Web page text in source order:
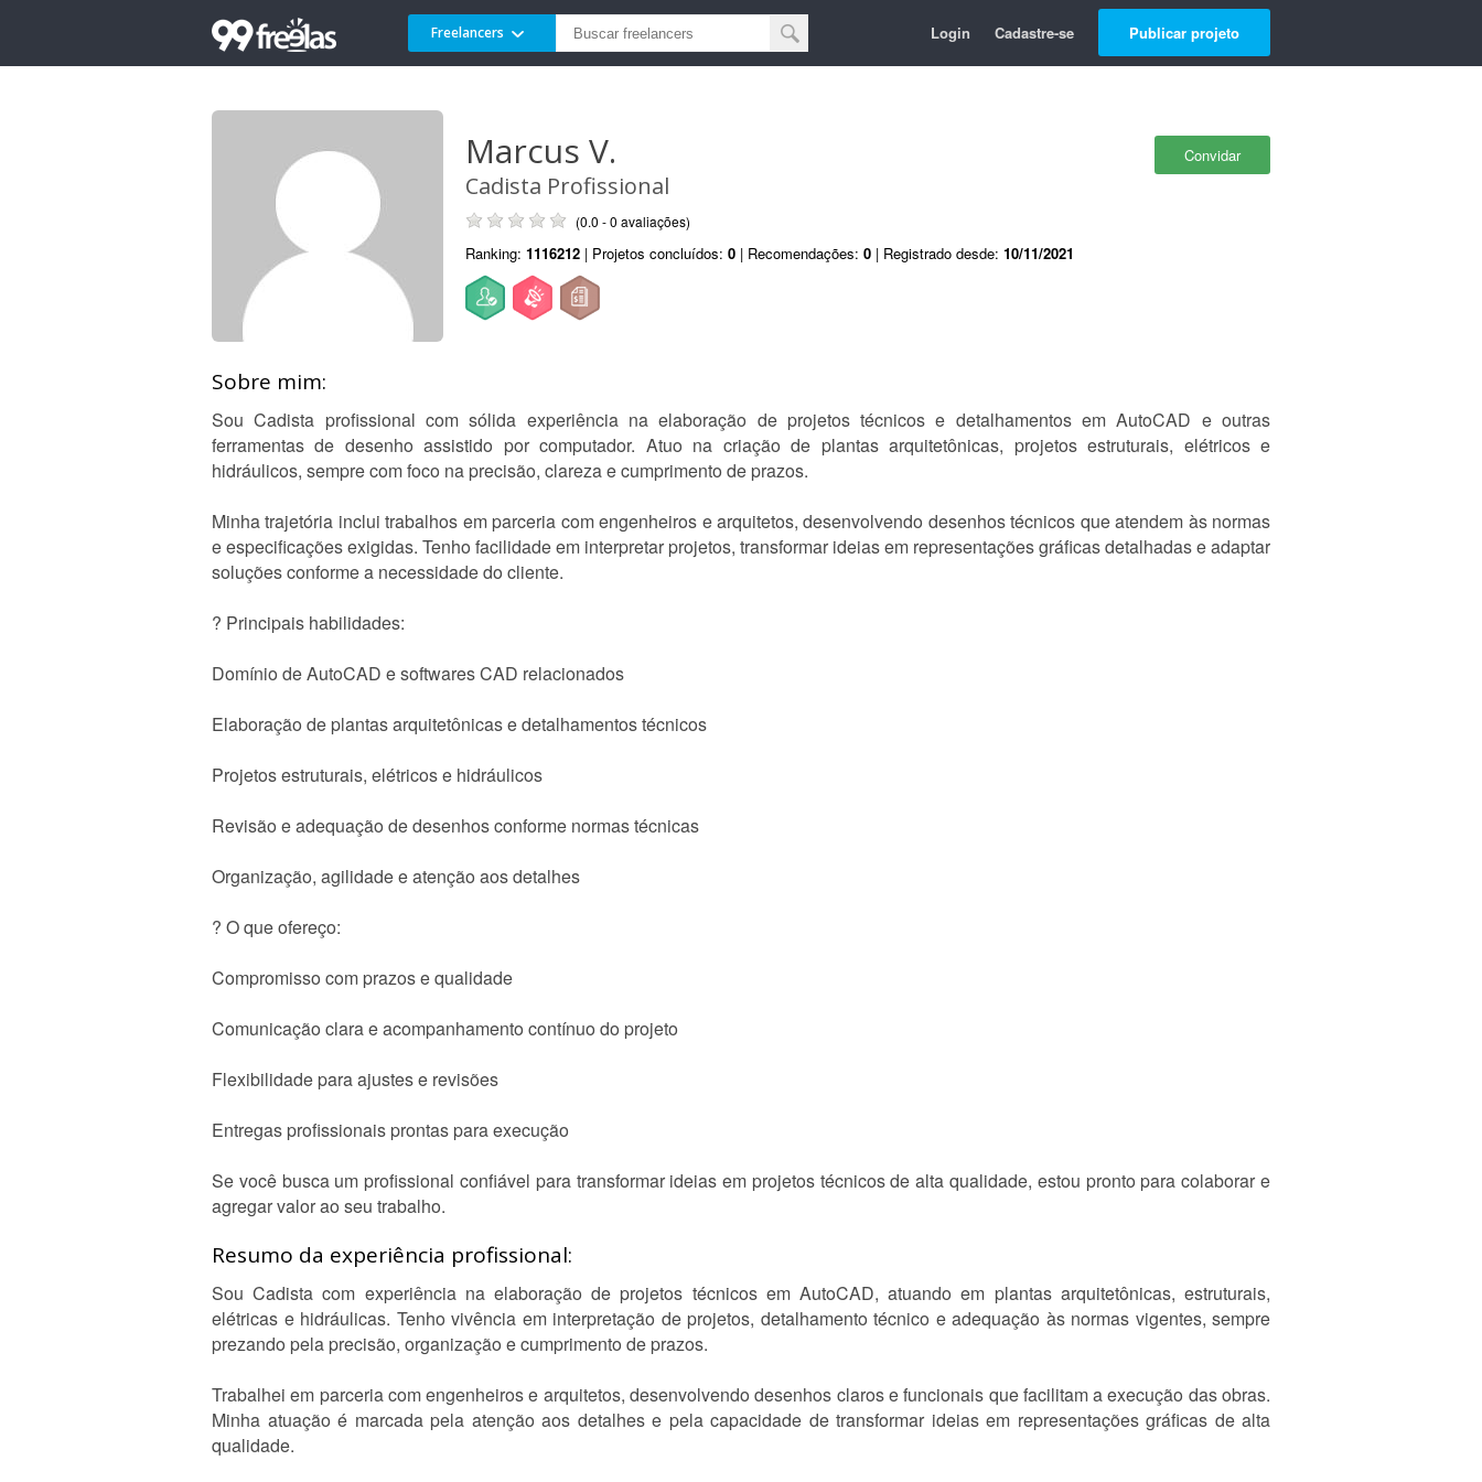
Freelancers Login Cadastre-se Publicar projeto
Convidar
Marcus V.
Cadista Profissional
(0.0 - 0 avaliações)
Ranking: 1116212 | Projetos concluídos: 0 | Recomendações: 0 | Registrado desde: 10/11/2021
Sobre mim:
Sou Cadista profissional com sólida experiência na elaboração de projetos técnicos e detalhamentos em AutoCAD e outras
ferramentas de desenho assistido por computador. Atuo na criação de plantas arquitetônicas, projetos estruturais, elétricos e
hidráulicos, sempre com foco na precisão, clareza e cumprimento de prazos.
Minha trajetória inclui trabalhos em parceria com engenheiros e arquitetos, desenvolvendo desenhos técnicos que atendem às normas
e especificações exigidas. Tenho facilidade em interpretar projetos, transformar ideias em representações gráficas detalhadas e adaptar
soluções conforme a necessidade do cliente.
? Principais habilidades:
Domínio de AutoCAD e softwares CAD relacionados
Elaboração de plantas arquitetônicas e detalhamentos técnicos
Projetos estruturais, elétricos e hidráulicos
Revisão e adequação de desenhos conforme normas técnicas
Organização, agilidade e atenção aos detalhes
? O que ofereço:
Compromisso com prazos e qualidade
Comunicação clara e acompanhamento contínuo do projeto
Flexibilidade para ajustes e revisões
Entregas profissionais prontas para execução
Se você busca um profissional confiável para transformar ideias em projetos técnicos de alta qualidade, estou pronto para colaborar e
agregar valor ao seu trabalho.
Resumo da experiência profissional:
Sou Cadista com experiência na elaboração de projetos técnicos em AutoCAD, atuando em plantas arquitetônicas, estruturais,
elétricas e hidráulicas. Tenho vivência em interpretação de projetos, detalhamento técnico e adequação às normas vigentes, sempre
prezando pela precisão, organização e cumprimento de prazos.
Trabalhei em parceria com engenheiros e arquitetos, desenvolvendo desenhos claros e funcionais que facilitam a execução das obras.
Minha atuação é marcada pela atenção aos detalhes e pela capacidade de transformar ideias em representações gráficas de alta
qualidade.